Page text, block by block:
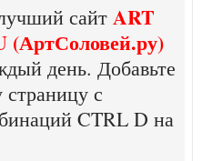
сайт ART
(АртСоловей.ру)
день. Добавьте
страницу с
CTRL D на